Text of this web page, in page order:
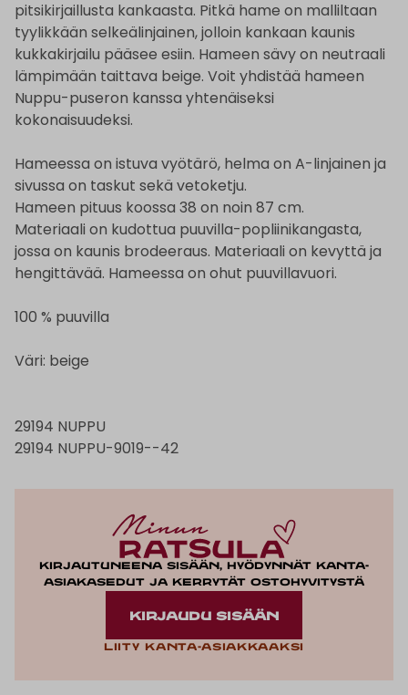
pitsikirjaillusta kankaasta. Pitkä hame on malliltaan
tyylikkään selkeälinjainen, jolloin kankaan kaunis
kukkakirjailu pääsee esiin. Hameen sävy on neutraali
lämpimään taittava beige. Voit yhdistää hameen
Nuppu-puseron kanssa yhtenäiseksi
kokonaisuudeksi.
Hameessa on istuva vyötärö, helma on A-linjainen ja
sivussa on taskut sekä vetoketju.
Hameen pituus koossa 38 on noin 87 cm.
Materiaali on kudottua puuvilla-popliinikangasta,
jossa on kaunis brodeeraus. Materiaali on kevyttä ja
hengittävää. Hameessa on ohut puuvillavuori.
100 % puuvilla
Väri: beige
29194 NUPPU
29194 NUPPU-9019--42
Kirjautuneena sisään, hyödynnät kanta-
asiakasedut ja kerrytät ostohyvitystä
KIRJAUDU SISÄÄN
Liity kanta-asiakkaaksi